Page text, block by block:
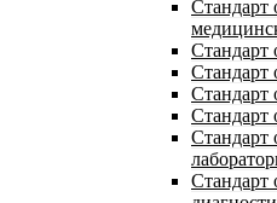
Стандарт
Стандарт
Стандарт
Стандарт
Стандарт
Стандарт
Стандарт